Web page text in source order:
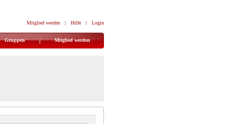
Mitglied werden | Hilfe | Login
Gruppen Mitglied werden